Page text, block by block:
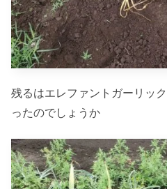
残るはエレファントガーリッ
ったのでしょうか